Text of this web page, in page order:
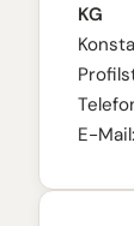
KG
E-Mail: